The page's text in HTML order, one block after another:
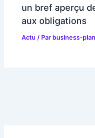
un bref aperçu
aux obligations
Actu / Par business-